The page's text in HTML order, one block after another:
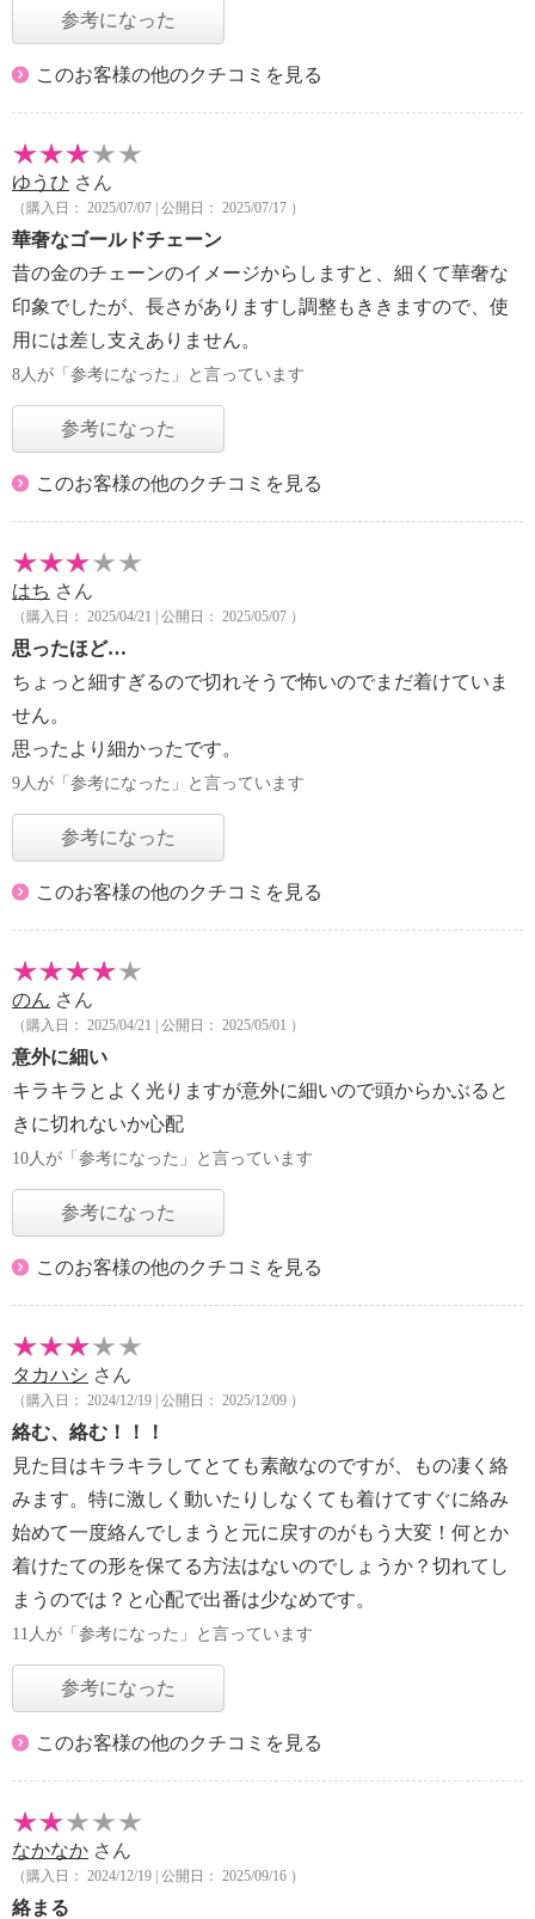
参考になった
このお客様の他のクチコミを見る
ゆうひ さん
（購入日： 2025/07/07 | 公開日： 2025/07/17 ）
華奢なゴールドチェーン
昔の金のチェーンのイメージからしますと、細くて華奢な
印象でしたが、長さがありますし調整もききますので、使
用には差し支えありません。
8人が「参考になった」と言っています
参考になった
このお客様の他のクチコミを見る
はち さん
（購入日： 2025/04/21 | 公開日： 2025/05/07 ）
思ったほど…
ちょっと細すぎるので切れそうで怖いのでまだ着けていま
せん。
思ったより細かったです。
9人が「参考になった」と言っています
参考になった
このお客様の他のクチコミを見る
のん さん
（購入日： 2025/04/21 | 公開日： 2025/05/01 ）
意外に細い
キラキラとよく光りますが意外に細いので頭からかぶると
きに切れないか心配
10人が「参考になった」と言っています
参考になった
このお客様の他のクチコミを見る
タカハシ さん
（購入日： 2024/12/19 | 公開日： 2025/12/09 ）
絡む、絡む！！！
見た目はキラキラしてとても素敵なのですが、もの凄く絡
みます。特に激しく動いたりしなくても着けてすぐに絡み
始めて一度絡んでしまうと元に戻すのがもう大変！何とか
着けたての形を保てる方法はないのでしょうか？切れてし
まうのでは？と心配で出番は少なめです。
11人が「参考になった」と言っています
参考になった
このお客様の他のクチコミを見る
なかなか さん
（購入日： 2024/12/19 | 公開日： 2025/09/16 ）
絡まる